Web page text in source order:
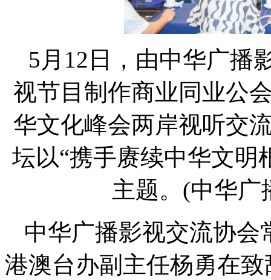
5月12日，由中华广播
视节目制作商业同业公
华文化峰会两岸视听交
坛以“携手赓续中华文明
主题。(中华广
中华广播影视交流协
港澳台办副主任杨勇在